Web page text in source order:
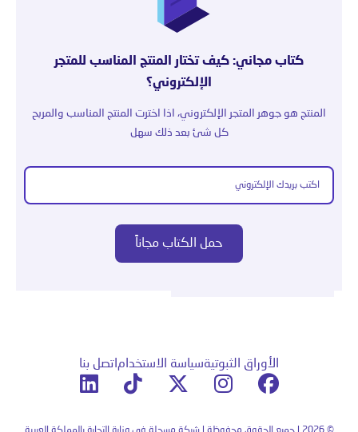
كتاب مجاني: كيف تختار المنتج المناسب للمتجر
الإلكتروني؟
المنتج هو جوهر المتجر الإلكتروني، اذا اخترت المنتج المناسب والمربح
كل شئ بعد ذلك سهل
الأوراق الثبوتيةسياسة الاستخدام اتصل بنا
© 2026 | جميع الحقوق محفوظة | شركة مسجلة في وزارة التجارة بالمملكة العربية